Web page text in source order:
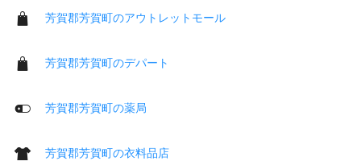
芳賀郡芳賀町のアウトレットモール
芳賀郡芳賀町のデパート
芳賀郡芳賀町の薬局
芳賀郡芳賀町の衣料品店